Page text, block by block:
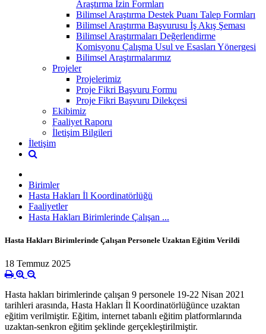
Araştırma İzin Formları
Bilimsel Araştırma Destek Puanı Talep Formları
Bilimsel Araştırma Başvurusu İş Akış Şeması
Bilimsel Araştırmaları Değerlendirme
Komisyonu Çalışma Usul ve Esasları Yönergesi
Bilimsel Araştırmalarımız
Projeler
Projelerimiz
Proje Fikri Başvuru Formu
Proje Fikri Başvuru Dilekçesi
Ekibimiz
Faaliyet Raporu
İletişim Bilgileri
İletişim
Birimler
Hasta Hakları İl Koordinatörlüğü
Faaliyetler
Hasta Hakları Birimlerinde Çalışan ...
Hasta Hakları Birimlerinde Çalışan Personele Uzaktan Eğitim Verildi
18 Temmuz 2025
Hasta hakları birimlerinde çalışan 9 personele 19-22 Nisan 2021
tarihleri arasında, Hasta Hakları İl Koordinatörlüğünce uzaktan
eğitim verilmiştir. Eğitim, internet tabanlı eğitim platformlarında
uzaktan-senkron eğitim şeklinde gerçekleştirilmiştir.